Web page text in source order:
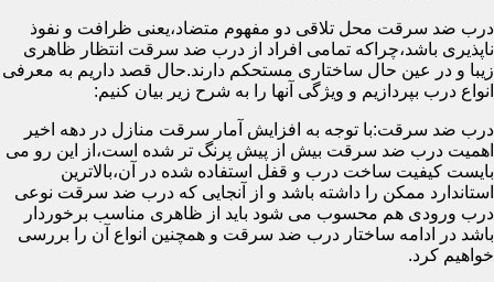
درب ضد سرقت محل تلاقی دو مفهوم متضاد،یعنی ظرافت و نفوذ
ناپذیری باشد،چراکه تمامی افراد از درب ضد سرقت انتظار ظاهری
زیبا و در عین حال ساختاری مستحکم دارند.حال قصد داریم به معرفی
انواع درب بپردازیم و ویژگی آنها را به شرح زیر بیان کنیم:
درب ضد سرقت:با توجه به افزایش آمار سرقت منازل در دهه اخیر
اهمیت درب ضد سرقت بیش از پیش پرنگ تر شده است،از این رو می
بایست کیفیت ساخت درب و قفل استفاده شده در آن،بالاترین
استاندارد ممکن را داشته باشد و از آنجایی که درب ضد سرقت نوعی
درب ورودی هم محسوب می شود باید از ظاهری مناسب برخوردار
باشد در ادامه ساختار درب ضد سرقت و همچنین انواع آن را بررسی
خواهیم کرد.